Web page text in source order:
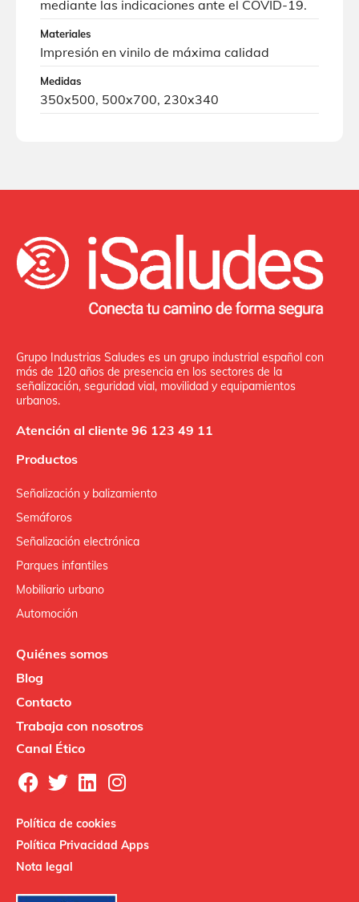
mediante las indicaciones ante el COVID-19.
Materiales
Impresión en vinilo de máxima calidad
Medidas
350x500, 500x700, 230x340
Grupo Industrias Saludes es un grupo industrial español con
más de 120 años de presencia en los sectores de la
señalización, seguridad vial, movilidad y equipamientos
urbanos.
Atención al cliente 96 123 49 11
Productos
Señalización y balizamiento
Semáforos
Señalización electrónica
Parques infantiles
Mobiliario urbano
Automoción
Quiénes somos
Blog
Contacto
Trabaja con nosotros
Canal Ético
Política de cookies
Política Privacidad Apps
Nota legal